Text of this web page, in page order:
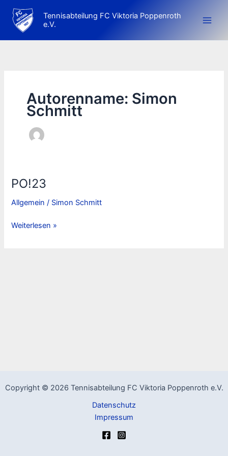
Inhalt
springen
Tennisabteilung FC Viktoria Poppenroth
e.V.
Autorenname: Simon
Schmitt
PO!23
Allgemein / Simon Schmitt
PO!23
Weiterlesen »
Copyright © 2026 Tennisabteilung FC Viktoria Poppenroth e.V.
Datenschutz
Impressum